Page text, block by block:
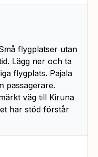
flygplatser utan
Lägg ner och ta
flygplats. Pajala
passagerare.
väg till Kiruna
har stöd förstår